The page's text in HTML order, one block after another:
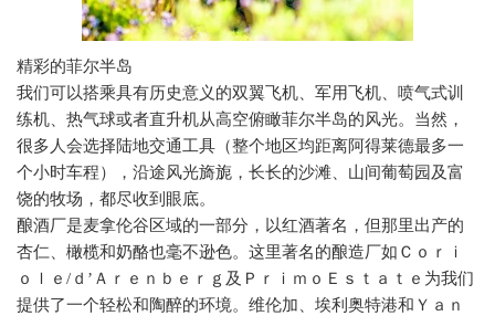
精彩的菲尔半岛
我们可以搭乘具有历史意义的双翼飞机、军用飞机、喷气式训
练机、热气球或者直升机从高空俯瞰菲尔半岛的风光。当然，
很多人会选择陆地交通工具（整个地区均距离阿得莱德最多一
个小时车程），沿途风光旖旎，长长的沙滩、山间葡萄园及富
饶的牧场，都尽收到眼底。
酿酒厂是麦拿伦谷区域的一部分，以红酒著名，但那里出产的
杏仁、橄榄和奶酪也毫不逊色。这里著名的酿造厂如Ｃｏｒｉ
ｏｌｅ/ｄ’Ａｒｅｎｂｅｒｇ及ＰｒｉｍｏＥｓｔａｔｅ为我们
提供了一个轻松和陶醉的环境。维伦加、埃利奥特港和Ｙａｎ